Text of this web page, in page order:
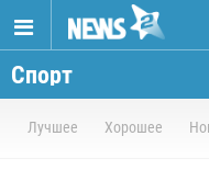
Спорт
Лучшее Хорошее